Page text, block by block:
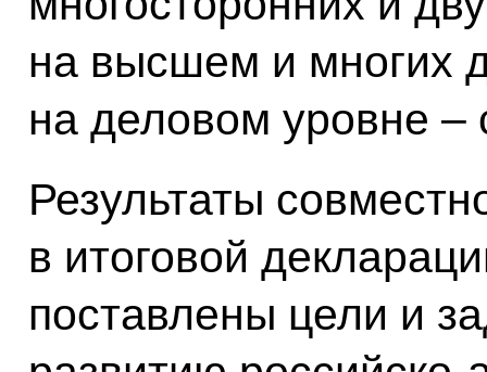
на высшем и многих
на деловом уровне –
Результаты
в итоговой
поставлены цели и